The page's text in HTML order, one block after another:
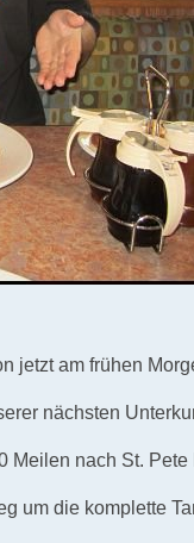
jetzt am frühen
nächsten
Meilen nach St. Pete
um die komplette